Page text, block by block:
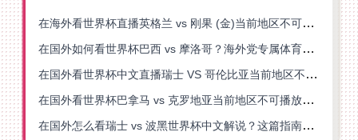
在海外看世界杯直播英格兰 vs 刚果 (金)当前地区不可播放？这篇指南帮你突破所有限制
在国外如何看世界杯巴西 vs 摩洛哥？海外党专属体育观赛指南来了
在国外看世界杯中文直播瑞士 VS 哥伦比亚当前地区不可播放？这篇指南帮你搞定
在国外看世界杯巴拿马 vs 克罗地亚当前地区不可播放？这篇指南帮你轻松解决海外体育直播难题
在国外怎么看瑞士 vs 波黑世界杯中文解说？这篇指南帮你搞定所有地区限制问题